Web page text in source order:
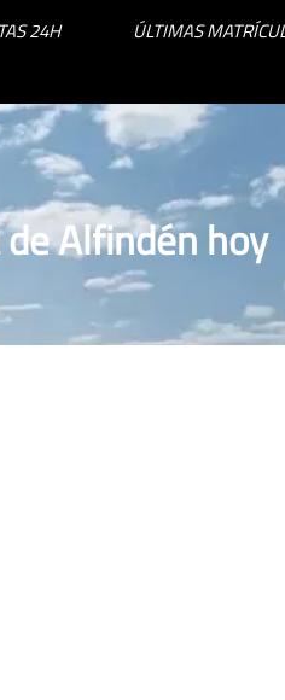
24H ÚLTIMAS
Alfindén hoy